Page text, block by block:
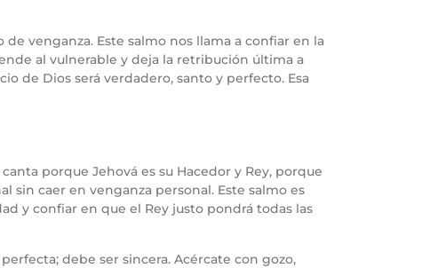
venganza. Este salmo nos llama a confiar en la
al vulnerable y deja la retribución última a
de Dios será verdadero, santo y perfecto. Esa
porque Jehová es su Hacedor y Rey, porque
sin caer en venganza personal. Este salmo es
y confiar en que el Rey justo pondrá todas las
debe ser sincera. Acércate con gozo,